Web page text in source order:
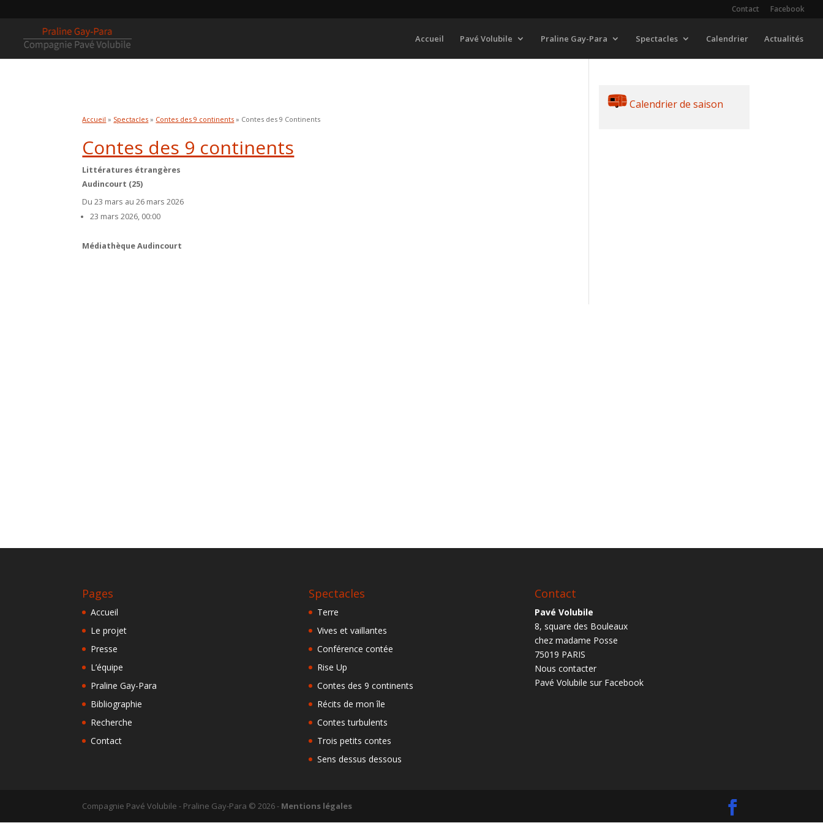
Contact Facebook
Accueil Pavé Volubile Praline Gay-Para Spectacles Calendrier Actualités
Accueil » Spectacles » Contes des 9 continents » Contes des 9 Continents
Contes des 9 continents
Littératures étrangères
Audincourt (25)
Du 23 mars au 26 mars 2026
23 mars 2026, 00:00
Médiathèque Audincourt
Calendrier de saison
Pages
Accueil
Le projet
Presse
L’équipe
Praline Gay-Para
Bibliographie
Recherche
Contact
Spectacles
Terre
Vives et vaillantes
Conférence contée
Rise Up
Contes des 9 continents
Récits de mon île
Contes turbulents
Trois petits contes
Sens dessus dessous
Contact
Pavé Volubile
8, square des Bouleaux
chez madame Posse
75019 PARIS
Nous contacter
Pavé Volubile sur Facebook
Compagnie Pavé Volubile - Praline Gay-Para ©2026- Mentions légales